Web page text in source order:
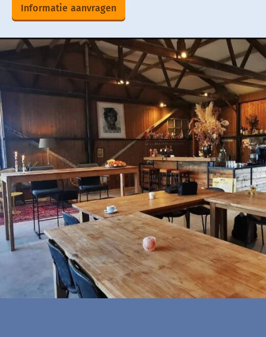
Informatie aanvragen